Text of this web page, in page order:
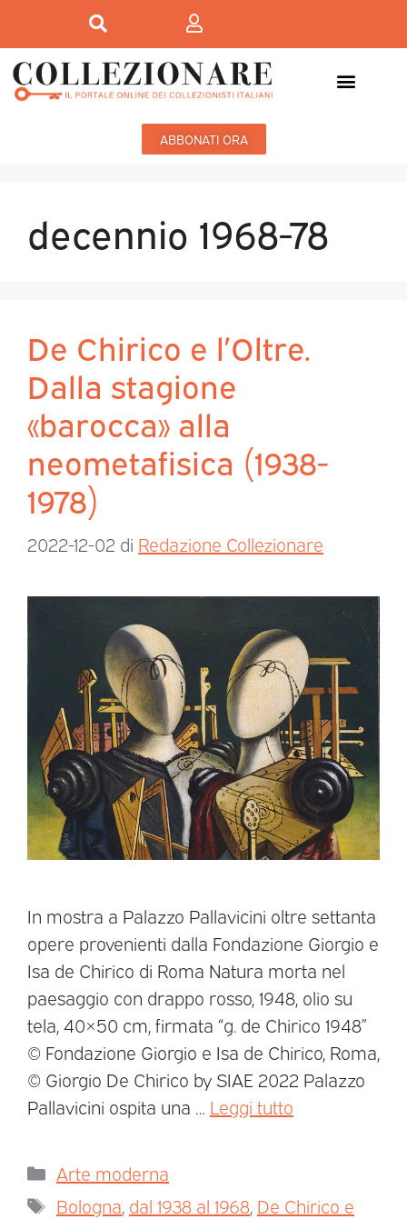
ABBONATI ORA
decennio 1968-78
De Chirico e l’Oltre.
Dalla stagione
«barocca» alla
neometafisica (1938-
1978)
2022-12-02 di Redazione Collezionare
In mostra a Palazzo Pallavicini oltre settanta
opere provenienti dalla Fondazione Giorgio e
Isa de Chirico di Roma Natura morta nel
paesaggio con drappo rosso, 1948, olio su
tela, 40×50 cm, firmata “g. de Chirico 1948”
© Fondazione Giorgio e Isa de Chirico, Roma,
© Giorgio De Chirico by SIAE 2022 Palazzo
Pallavicini ospita una … Leggi tutto
Arte moderna
Bologna dal 1938 al 1968 De Chirico e